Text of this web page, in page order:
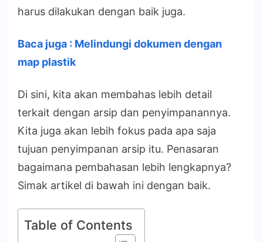
harus dilakukan dengan baik juga.
Baca juga : Melindungi dokumen dengan
map plastik
Di sini, kita akan membahas lebih detail
terkait dengan arsip dan penyimpanannya.
Kita juga akan lebih fokus pada apa saja
tujuan penyimpanan arsip itu. Penasaran
bagaimana pembahasan lebih lengkapnya?
Simak artikel di bawah ini dengan baik.
Table of Contents